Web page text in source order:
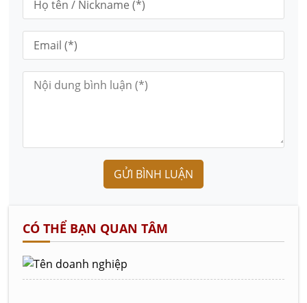
GỬI BÌNH LUẬN
CÓ THỂ BẠN QUAN TÂM